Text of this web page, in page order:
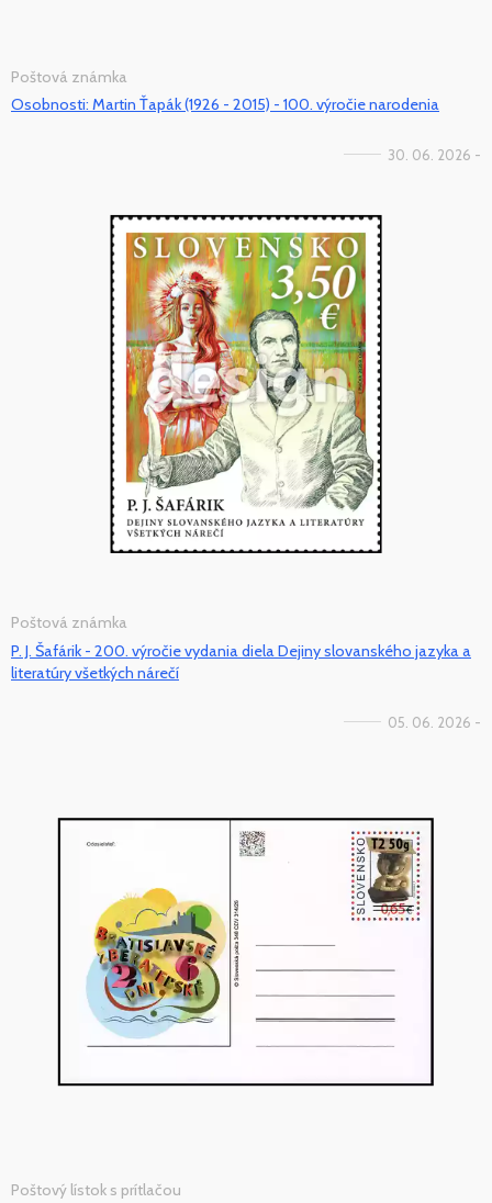
Poštová známka
Osobnosti: Martin Ťapák (1926 - 2015) - 100. výročie narodenia
30. 06. 2026 -
Poštová známka
P. J. Šafárik - 200. výročie vydania diela Dejiny slovanského jazyka a
literatúry všetkých nárečí
05. 06. 2026 -
Poštový lístok s prítlačou